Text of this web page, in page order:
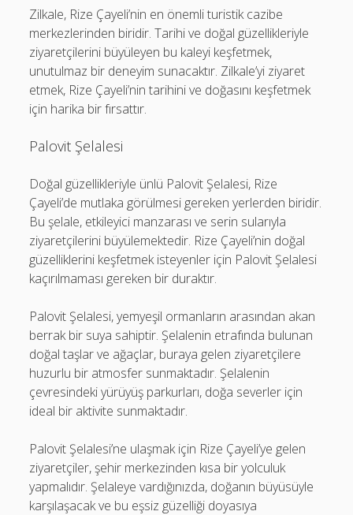
Zilkale, Rize Çayeli’nin en önemli turistik cazibe
merkezlerinden biridir. Tarihi ve doğal güzellikleriyle
ziyaretçilerini büyüleyen bu kaleyi keşfetmek,
unutulmaz bir deneyim sunacaktır. Zilkale’yi ziyaret
etmek, Rize Çayeli’nin tarihini ve doğasını keşfetmek
için harika bir fırsattır.
Palovit Şelalesi
Doğal güzellikleriyle ünlü Palovit Şelalesi, Rize
Çayeli’de mutlaka görülmesi gereken yerlerden biridir.
Bu şelale, etkileyici manzarası ve serin sularıyla
ziyaretçilerini büyülemektedir. Rize Çayeli’nin doğal
güzelliklerini keşfetmek isteyenler için Palovit Şelalesi
kaçırılmaması gereken bir duraktır.
Palovit Şelalesi, yemyeşil ormanların arasından akan
berrak bir suya sahiptir. Şelalenin etrafında bulunan
doğal taşlar ve ağaçlar, buraya gelen ziyaretçilere
huzurlu bir atmosfer sunmaktadır. Şelalenin
çevresindeki yürüyüş parkurları, doğa severler için
ideal bir aktivite sunmaktadır.
Palovit Şelalesi’ne ulaşmak için Rize Çayeli’ye gelen
ziyaretçiler, şehir merkezinden kısa bir yolculuk
yapmalıdır. Şelaleye vardığınızda, doğanın büyüsüyle
karşılaşacak ve bu eşsiz güzelliği doyasıya